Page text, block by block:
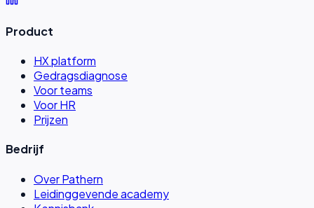
Product
HX platform
Gedragsdiagnose
Voor teams
Voor HR
Prijzen
Bedrijf
Over Pathern
Leidinggevende academy